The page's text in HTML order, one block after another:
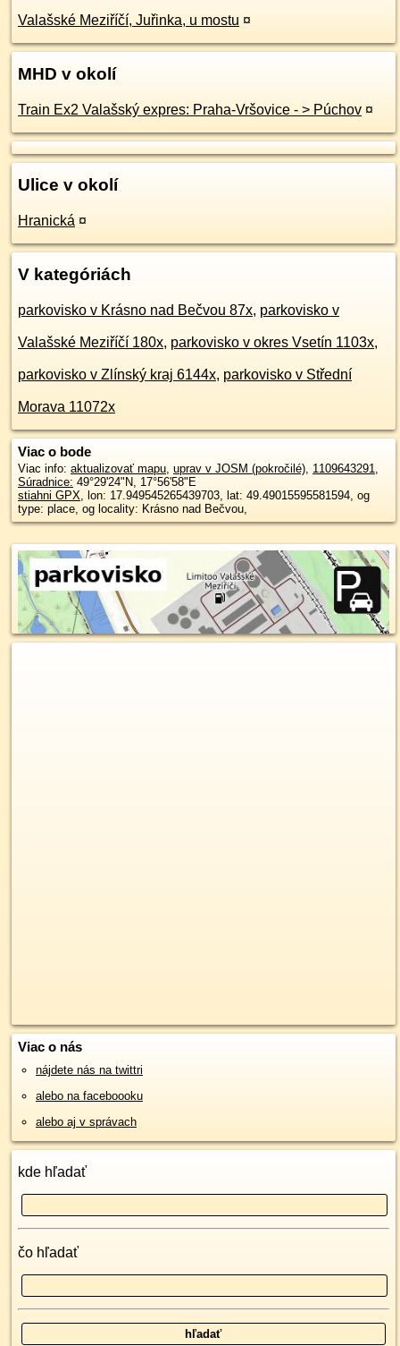
Valašské Meziříčí, Juřinka, u mostu ¤
MHD v okolí
Train Ex2 Valašský expres: Praha-Vršovice - > Púchov ¤
Ulice v okolí
Hranická ¤
V kategóriách
parkovisko v Krásno nad Bečvou 87x, parkovisko v
Valašské Meziříčí 180x, parkovisko v okres Vsetín 1103x,
parkovisko v Zlínský kraj 6144x, parkovisko v Střední
Morava 11072x
Viac o bode
Viac info: aktualizovať mapu, uprav v JOSM (pokročilé), 1109643291,
Súradnice: 49°29'24"N, 17°56'58"E
stiahni GPX, lon: 17.949545265439703, lat: 49.49015595581594, og
type: place, og locality: Krásno nad Bečvou,
Viac o nás
nájdete nás na twittri
alebo na faceboooku
alebo aj v správach
kde hľadať
čo hľadať